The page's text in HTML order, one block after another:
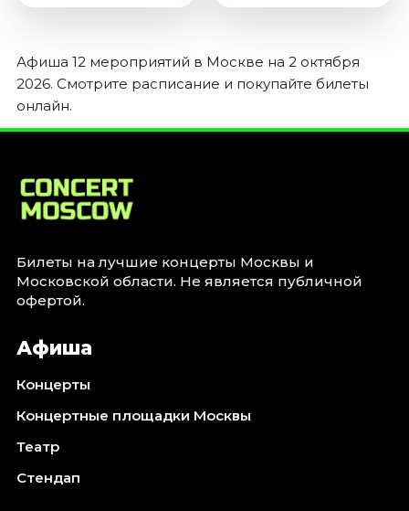
Афиша 12 мероприятий в Москве на 2 октября
2026. Смотрите расписание и покупайте билеты
онлайн.
Билеты на лучшие концерты Москвы и
Московской области. Не является публичной
офертой.
Афиша
Концерты
Концертные площадки Москвы
Театр
Стендап